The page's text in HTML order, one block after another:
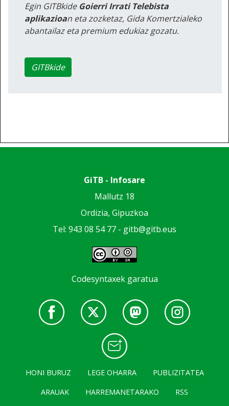
Egin GITBkide Goierri Irrati Telebista
aplikazioan eta zozketaz, Gida Komertzialeko
abantailaz eta premium edukiaz gozatu.
GITBkide
GiTB - Infosare
Mallutz 18
Ordizia, Gipuzkoa
Tel: 943 08 54 77 - gitb@gitb.eus
Codesyntaxek garatua
HONI BURUZ LEGE OHARRA
PUBLIZITATEA
ARAUAK
HARREMANETARAKO RSS